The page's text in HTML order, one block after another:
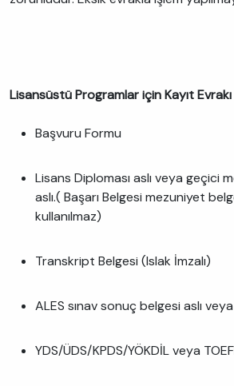
Lisansüstü Programlar için Kayıt
Başvuru Formu
Lisans Diploması aslı veya geçici
aslı.( Başarı Belgesi mezuniyet
kullanılmaz)
Transkript Belgesi (Islak İmzalı)
ALES sınav sonuç belgesi aslı
YDS/ÜDS/KPDS/YÖKDİL veya